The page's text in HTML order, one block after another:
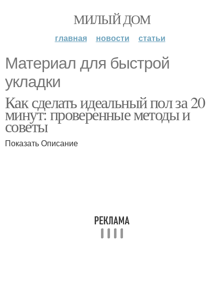
МИЛЫЙ ДОМ
главная новости статьи
Материал для быстрой
укладки
Как сделать идеальный пол за 20
минут: проверенные методы и
советы
Показать Описание